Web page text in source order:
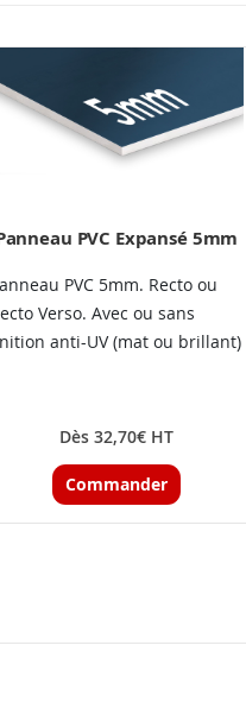
PVC Expansé 5mm
PVC 5mm. Recto ou
Verso. Avec ou sans
anti-UV (mat ou brillant)
Dès 32,70€ HT
Commander